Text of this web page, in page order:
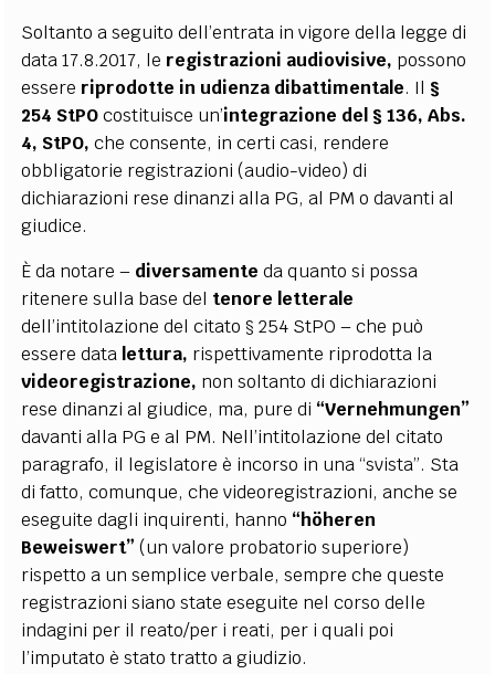
Soltanto a seguito dell’entrata in vigore della legge di
data 17.8.2017, le registrazioni audiovisive, possono
essere riprodotte in udienza dibattimentale. Il §
254 StPOcostituisce un’integrazione del § 136, Abs.
4, StPO, che consente, in certi casi, rendere
obbligatorie registrazioni (audio-video) di
dichiarazioni rese dinanzi alla PG, al PM o davanti al
giudice.
È da notare – diversamente da quanto si possa
ritenere sulla base del tenore letterale
dell’intitolazione del citato § 254 StPO – che può
essere data lettura, rispettivamente riprodotta la
videoregistrazione, non soltanto di dichiarazioni
rese dinanzi al giudice, ma, pure di “Vernehmungen”
davanti alla PG e al PM. Nell’intitolazione del citato
paragrafo, il legislatore è incorso in una “svista”. Sta
di fatto, comunque, che videoregistrazioni, anche se
eseguite dagli inquirenti, hanno “höheren
Beweiswert” (un valore probatorio superiore)
rispetto a un semplice verbale, sempre che queste
registrazioni siano state eseguite nel corso delle
indagini per il reato/per i reati, per i quali poi
l’imputato è stato tratto a giudizio.